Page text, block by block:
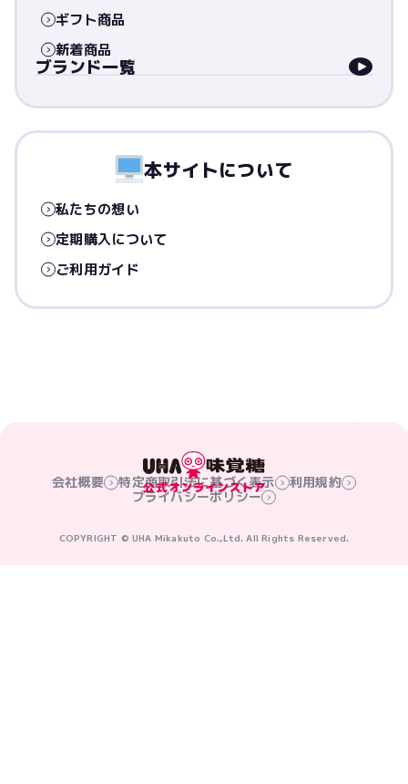
ギフト商品
新着商品
ブランド一覧
本サイトについて
私たちの想い
定期購入について
ご利用ガイド
会社概要 特定商取引法に基づく表示
利用規約
プライバシーポリシー
COPYRIGHT © UHA Mikakuto Co.,Ltd. All Rights Reserved.